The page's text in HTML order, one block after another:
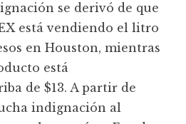
se derivó de que
está vendiendo el litro
en Houston, mientras
está
de $13. A partir de
indignación al